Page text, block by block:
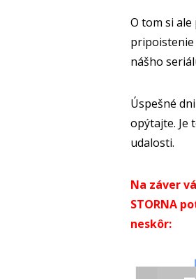
O tom si
pripoistenie
nášho
Úspešné
opýtajte. Je
udalosti.
Na záver
STORNA
neskôr: